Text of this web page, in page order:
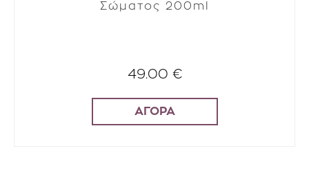
Σώματος 200ml
49.00 €
ΑΓΟΡΑ